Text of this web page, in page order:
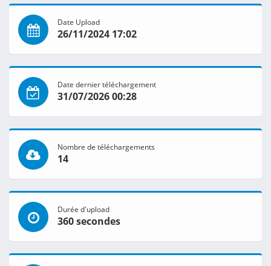
Date Upload
26/11/2024 17:02
Date dernier téléchargement
31/07/2026 00:28
Nombre de téléchargements
14
Durée d'upload
360 secondes